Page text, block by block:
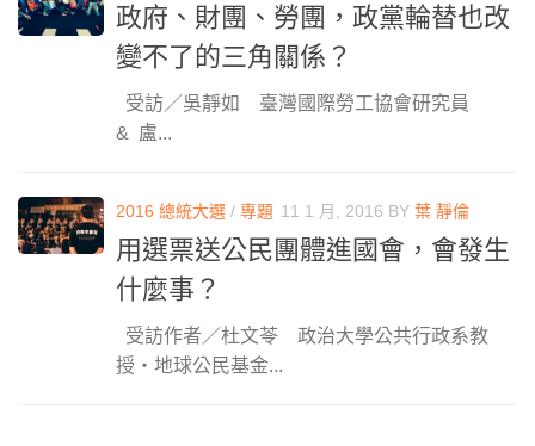
政府、財團、勞團，政黨輪替也改
變不了的三角關係？
受訪／吳靜如 臺灣國際勞工協會研究員
& 盧...
2016 總統大選 / 專題 11 1 月, 2016 BY 葉 靜倫
用選票送公民團體進國會，會發生
什麼事？
受訪作者／杜文苓 政治大學公共行政系教
授‧地球公民基金...